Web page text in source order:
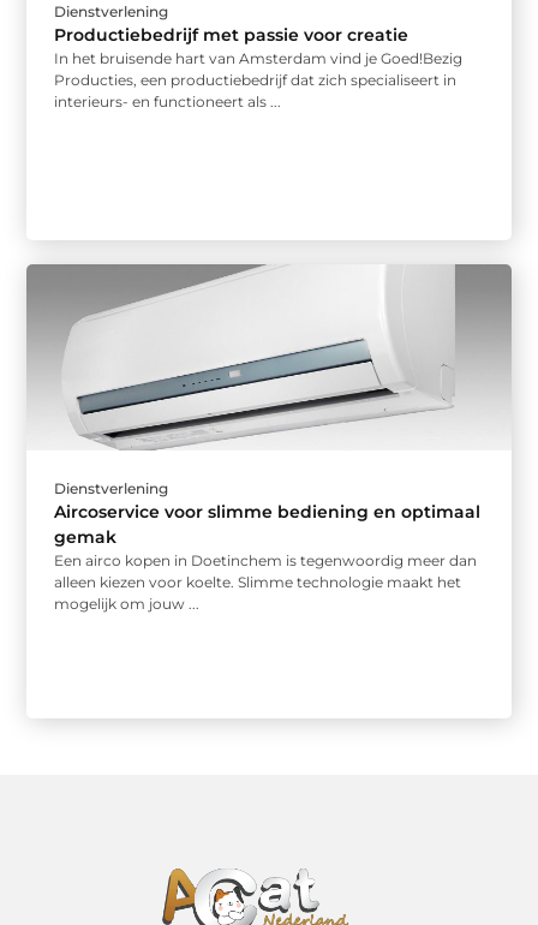
Dienstverlening
Productiebedrijf met passie voor creatie
In het bruisende hart van Amsterdam vind je Goed!Bezig
Producties, een productiebedrijf dat zich specialiseert in
interieurs- en functioneert als ...
Dienstverlening
Aircoservice voor slimme bediening en optimaal
gemak
Een airco kopen in Doetinchem is tegenwoordig meer dan
alleen kiezen voor koelte. Slimme technologie maakt het
mogelijk om jouw ...